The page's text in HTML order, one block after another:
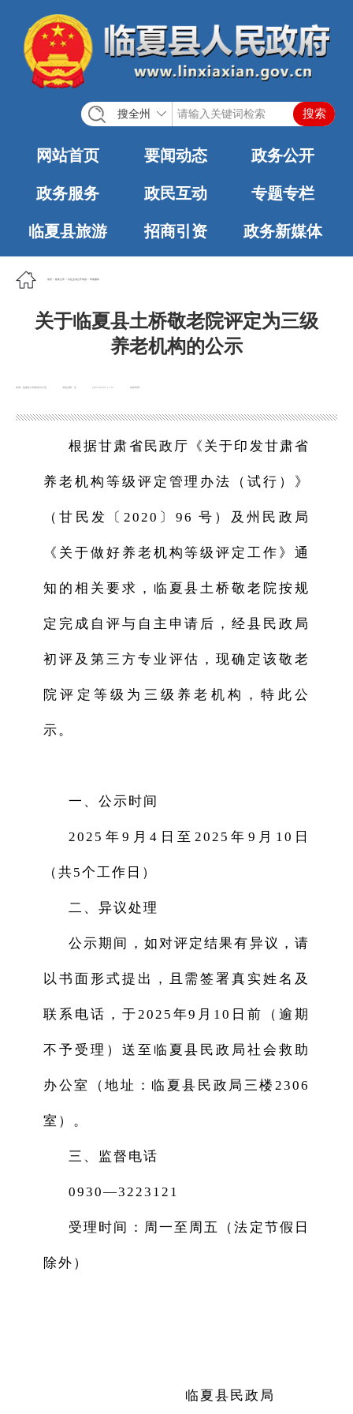
搜全州
网站首页 要闻动态 政务公开
政务服务 政民互动 专题专栏
临夏县旅游 招商引资 政务新媒体
首页 政务公开 法定主动公开内容 养老服务
关于临夏县土桥敬老院评定为三级
养老机构的公示
来源：临夏县人民政府办公室 浏览次数： 发布时间：
2025-09-05 11:51
根据甘肃省民政厅《关于印发甘肃省
养老机构等级评定管理办法（试行）》
（甘民发〔2020〕96 号）及州民政局
《关于做好养老机构等级评定工作》通
知的相关要求，临夏县土桥敬老院按规
定完成自评与自主申请后，经县民政局
初评及第三方专业评估，现确定该敬老
院评定等级为三级养老机构，特此公
示。
一、公示时间
2025年9月4日至2025年9月10日
（共5个工作日）
二、异议处理
公示期间，如对评定结果有异议，请
以书面形式提出，且需签署真实姓名及
联系电话，于2025年9月10日前（逾期
不予受理）送至临夏县民政局社会救助
办公室（地址：临夏县民政局三楼2306
室）。
三、监督电话
0930—3223121
受理时间：周一至周五（法定节假日
除外）
临夏县民政局